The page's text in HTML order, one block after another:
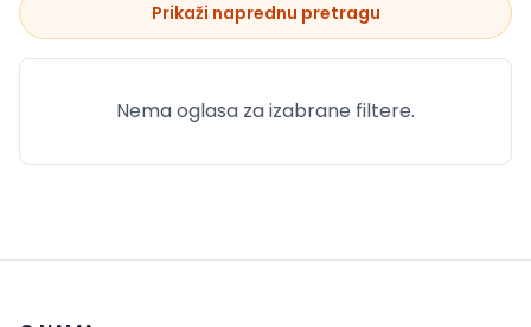
Prikaži naprednu pretragu
Nema oglasa za izabrane filtere.